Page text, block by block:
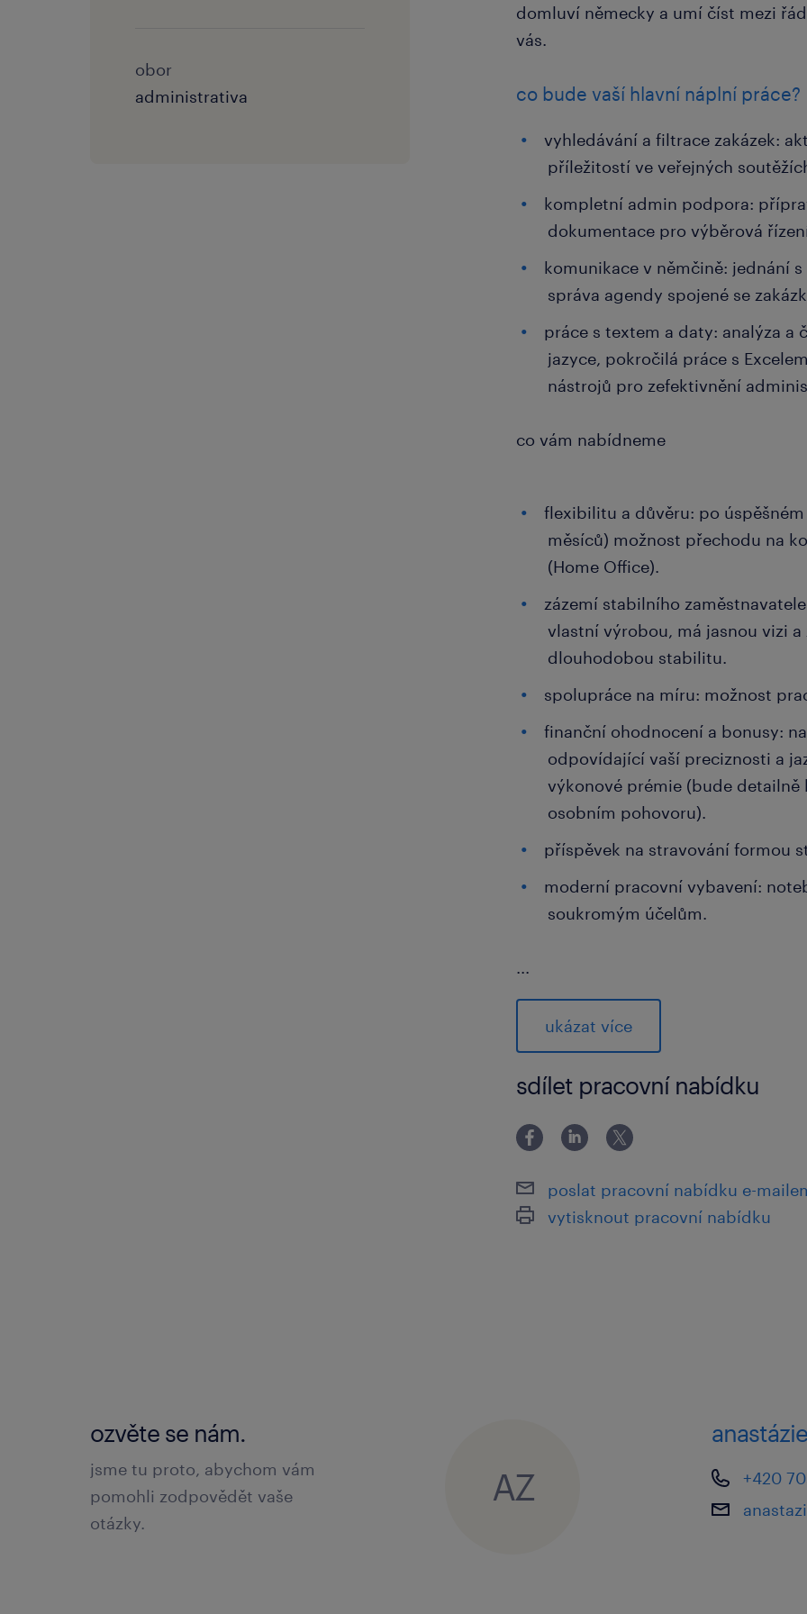
obor
administrativa
domluví německy a umí číst mezi
vás.
co bude vaší hlavní náplní práce?
vyhledávání a filtrace zakázek:
příležitostí ve veřejných
kompletní admin podpora:
dokumentace pro výběrová
komunikace v němčině: jednání
správa agendy spojené se
práce s textem a daty: analýza a
jazyce, pokročilá práce s
nástrojů pro zefektivnění
co vám nabídneme
flexibilitu a důvěru: po
měsíců) možnost přechodu na
(Home Office).
zázemí stabilního
vlastní výrobou, má jasnou vizi
dlouhodobou stabilitu.
spolupráce na míru: možnost
finanční ohodnocení a bonusy:
odpovídající vaší preciznosti a
výkonové prémie (bude detailně
osobním pohovoru).
příspěvek na stravování formou
moderní pracovní vybavení:
soukromým účelům.
...
co od vás očekáváme
němčina na vynikající úrovni:
bez problému číst právní/
výběrového řízení je praktické
dodržování zadání jsou pro tuto
využívání moderních AI nástrojů
práce.
Pokud Vás tato nabídka práce
inzerát. Jakmile dostaneme Vaši
kontaktovat a informovat o dalším
ukázat více
sdílet pracovní nabídku
poslat pracovní nabídku e-
vytisknout pracovní nabídku
ozvěte se nám.
jsme tu proto, abychom vám
pomohli zodpovědět vaše
otázky.
AZ
+420